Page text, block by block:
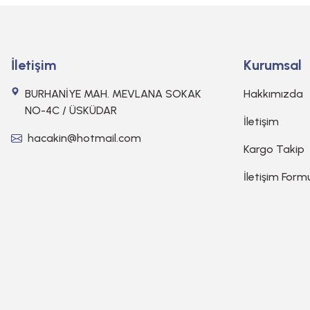
İletişim
BURHANİYE MAH. MEVLANA SOKAK
NO-4C / ÜSKÜDAR
hacakin@hotmail.com
Kurumsal
Hakkımızda
İletişim
Kargo Takip
İletişim